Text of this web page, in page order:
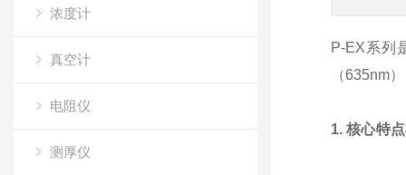
浓度计
真空计
电阻仪
测厚仪
P-EX系列
（635nm
1. 核心特